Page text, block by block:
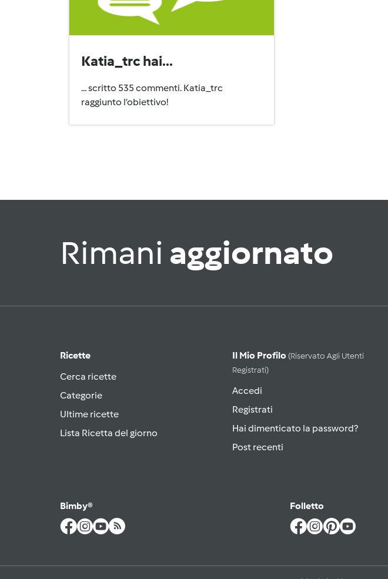
Katia_trc hai...
... scritto 535 commenti. Katia_trc
raggiunto l’obiettivo!
Rimani aggiornato
Ricette
Cerca ricette
Categorie
Ultime ricette
Lista Ricetta del giorno
Il Mio Profilo (riservato Agli Utenti
Registrati)
Accedi
Registrati
Hai dimenticato la password?
Post recenti
Bimby® Folletto